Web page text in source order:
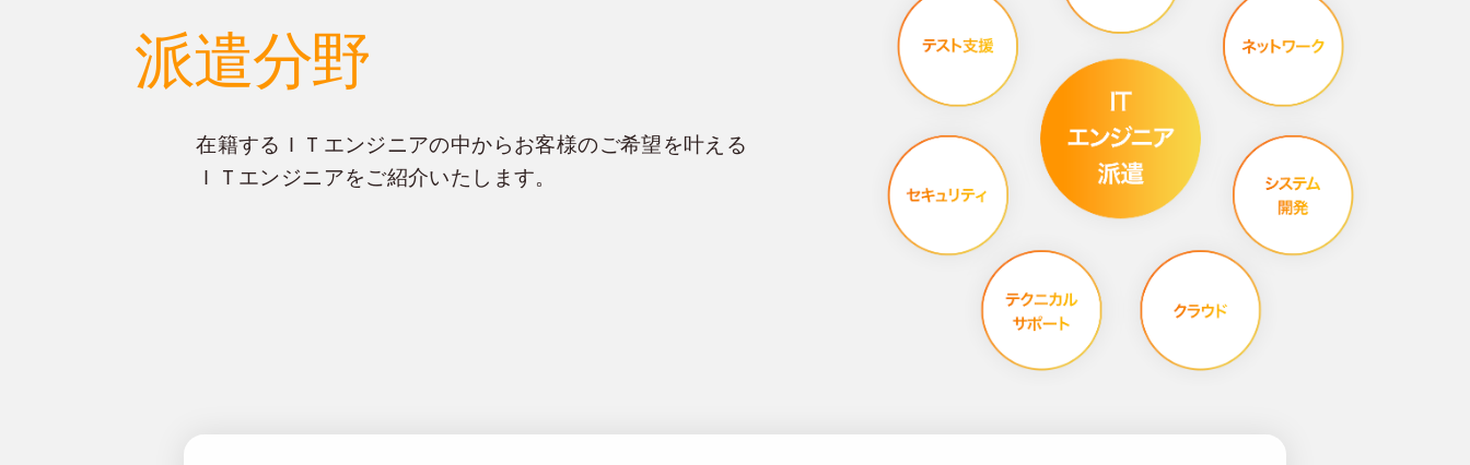
派遣分野
在籍するＩＴエンジニアの中からお客様のご希望を叶える
ＩＴエンジニアをご紹介いたします。